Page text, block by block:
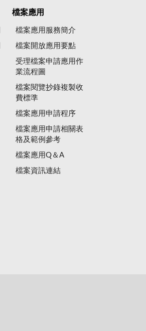
檔案應用
檔案應用服務簡介
檔案開放應用要點
受理檔案申請應用作
業流程圖
檔案閱覽抄錄複製收
費標準
檔案應用申請程序
檔案應用申請相關表
格及範例參考
檔案應用Q＆A
檔案資訊連結